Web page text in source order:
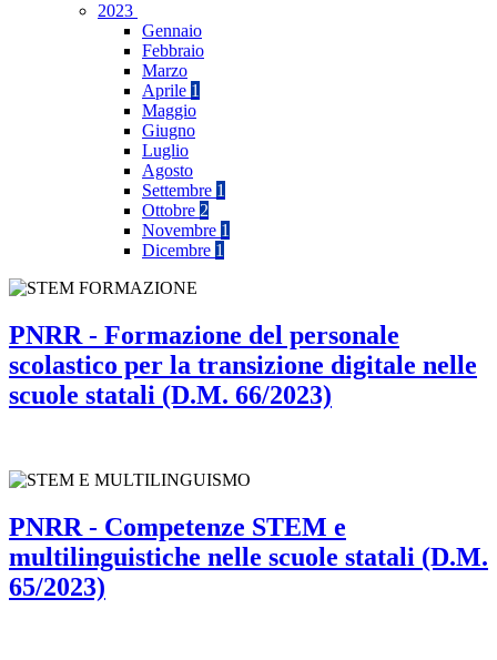
2023
Gennaio
Febbraio
Marzo
Aprile 1
Maggio
Giugno
Luglio
Agosto
Settembre 1
Ottobre 2
Novembre 1
Dicembre 1
PNRR - Formazione del personale
scolastico per la transizione digitale nelle
scuole statali (D.M. 66/2023)
PNRR - Competenze STEM e
multilinguistiche nelle scuole statali (D.M.
65/2023)